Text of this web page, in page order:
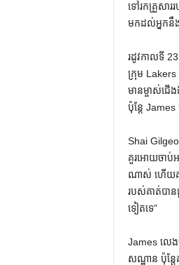
ទៅរកគ្រួសា
មកដល់អ្នកនឹង
រដូវកាលទី
ក្រុម Lakers
មានម្ចាស់ជ
ប៉ុន្តែ
Shai
គួរអោយចាប់
ណាស់ ហើយគា
របស់គាត់បាន
ទៀតទេ”
James លេង
សណ្ឋាន ប៉ុន្ត